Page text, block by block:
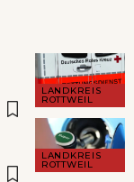
LANDKREIS
ROTTWEIL
LANDKREIS
ROTTWEIL